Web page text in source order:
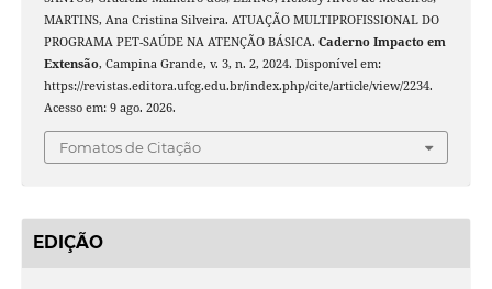
MARTINS, Ana Cristina Silveira. ATUAÇÃO MULTIPROFISSIONAL DO
PROGRAMA PET-SAÚDE NA ATENÇÃO BÁSICA. Caderno Impacto em
Extensão, Campina Grande, v. 3, n. 2, 2024. Disponível em:
https://revistas.editora.ufcg.edu.br/index.php/cite/article/view/2234.
Acesso em: 9 ago. 2026.
Fomatos de Citação
EDIÇÃO